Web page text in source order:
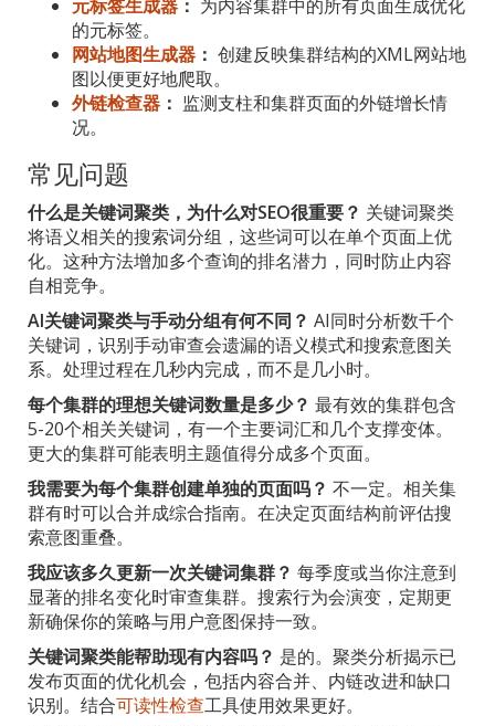
元标签生成器 ： 为内容集群中的所有页面生成优化
的元标签。
网站地图生成器 ： 创建反映集群结构的XML网站地
图以便更好地爬取。
外链检查器 ： 监测支柱和集群页面的外链增长情
况。
常见问题
什么是关键词聚类，为什么对SEO很重要？ 关键词聚类
将语义相关的搜索词分组，这些词可以在单个页面上优
化。这种方法增加多个查询的排名潜力，同时防止内容
自相竞争。
AI关键词聚类与手动分组有何不同？ AI同时分析数千个
关键词，识别手动审查会遗漏的语义模式和搜索意图关
系。处理过程在几秒内完成，而不是几小时。
每个集群的理想关键词数量是多少？ 最有效的集群包含
5-20个相关关键词，有一个主要词汇和几个支撑变体。
更大的集群可能表明主题值得分成多个页面。
我需要为每个集群创建单独的页面吗？ 不一定。相关集
群有时可以合并成综合指南。在决定页面结构前评估搜
索意图重叠。
我应该多久更新一次关键词集群？ 每季度或当你注意到
显著的排名变化时审查集群。搜索行为会演变，定期更
新确保你的策略与用户意图保持一致。
关键词聚类能帮助现有内容吗？ 是的。聚类分析揭示已
发布页面的优化机会，包括内容合并、内链改进和缺口
识别。结合可读性检查工具使用效果更好。